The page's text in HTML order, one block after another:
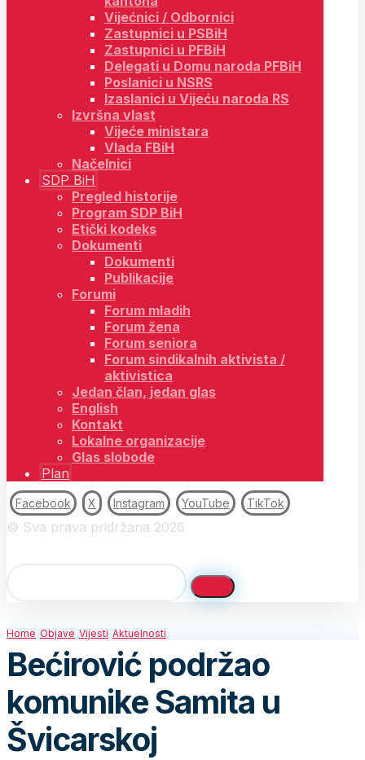
Vijećnici / Odbornici
Zastupnici u PSBiH
Zastupnici u PFBiH
Delegati u Domu naroda PFBiH
Poslanici u NSRS
Izaslanici u Vijeću naroda RS
Izvršna vlast
Vijeće ministara
Vlada FBiH
Načelnici
SDP BiH
Pregled historije
Program SDP BiH
Etički kodeks
Dokumenti
Dokumenti
Publikacije
Forumi
Forum mladih
Forum žena
Forum seniora
Forum sindikalnih aktivista /
aktivistica
Jedan član, jedan glas
English
Kontakt
Lokalne organizacije
Glas slobode
Plan
Facebook X Instagram YouTube TikTok
© Sva prava pridržana 2026
Home Objave Vijesti Aktuelnosti
Bećirović podržao
komunike Samita u
Švicarskoj